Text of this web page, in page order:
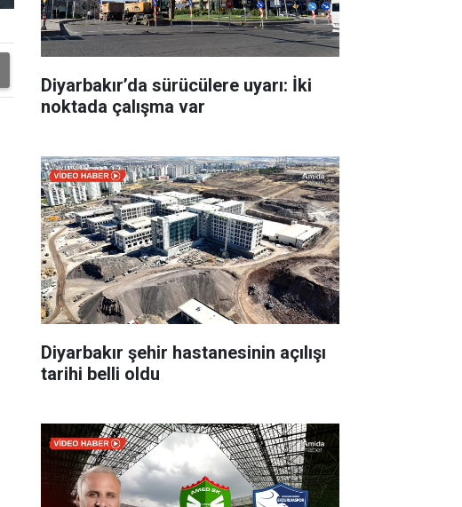
Diyarbakır’da sürücülere uyarı: İki
noktada çalışma var
Diyarbakır şehir hastanesinin açılışı
tarihi belli oldu